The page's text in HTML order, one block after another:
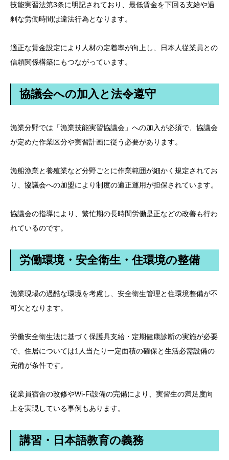
技能実習法第3条に明記されており、最低賃金を下回る支給や過
剰な労働時間は違法行為となります。
適正な賃金設定により人材の定着率が向上し、日本人従業員との
信頼関係構築にもつながっています。
協議会への加入と法令遵守
漁業分野では「漁業技能実習協議会」への加入が必須で、協議会
が定めた作業区分や実習計画に従う必要があります。
漁船漁業と養殖業など分野ごとに作業範囲が細かく規定されてお
り、協議会への加盟により制度の適正運用が担保されています。
協議会の指導により、繁忙期の長時間労働是正などの改善も行わ
れているのです。
労働環境・安全衛生・住環境の整備
漁業現場の過酷な環境を考慮し、安全衛生管理と住環境整備が不
可欠となります。
労働安全衛生法に基づく保護具支給・定期健康診断の実施が必要
で、住居については1人当たり一定面積の確保と生活必需設備の
完備が条件です。
従業員宿舎の改修やWi-Fi設備の完備により、実習生の満足度向
上を実現している事例もあります。
講習・日本語教育の義務